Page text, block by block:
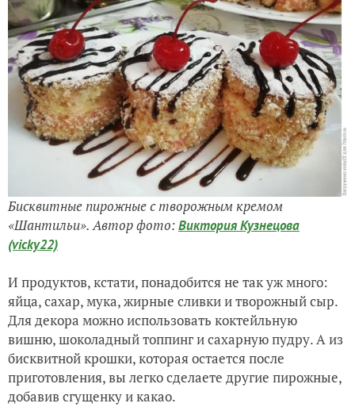
Бисквитные пирожные с творожным кремом
«Шантильи». Автор фото:Виктория Кузнецова
(vicky22)
И продуктов, кстати, понадобится не так уж много:
яйца, сахар, мука, жирные сливки и творожный сыр.
Для декора можно использовать коктейльную
вишню, шоколадный топпинг и сахарную пудру. А из
бисквитной крошки, которая остается после
приготовления, вы легко сделаете другие пирожные,
добавив сгущенку и какао.